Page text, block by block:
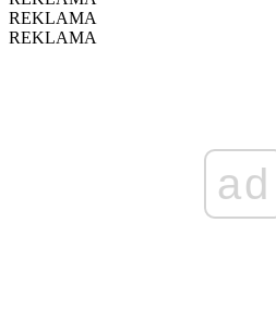
REKLAMA
REKLAMA
ad